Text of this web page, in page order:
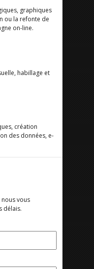
graphiques
ou la refonte de
on-line.
habillage et
création
des données, e-
vous
délais.